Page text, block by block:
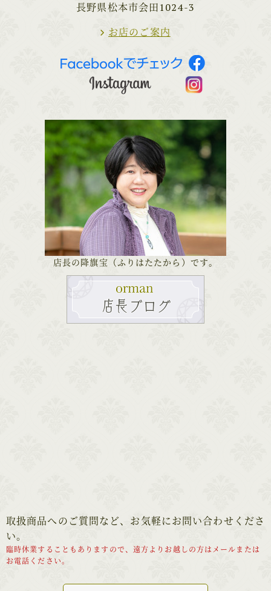
長野県松本市会田1024-3
お店のご案内
店長の降旗宝（ふりはたたから）です。
取扱商品へのご質問など、お気軽にお問い合わせくださ
い。
臨時休業することもありますので、遠方よりお越しの方はメールまたは
お電話ください。